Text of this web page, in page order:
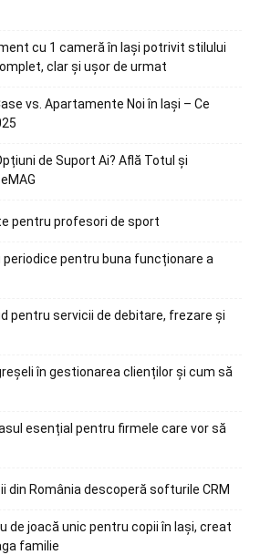
cu 1 cameră în Iași potrivit stilului
clar și ușor de urmat
vs. Apartamente Noi în Iași – Ce
de Suport Ai? Află Totul și
pentru profesori de sport
periodice pentru buna funcționare a
pentru servicii de debitare, frezare și
în gestionarea clienților și cum să
esențial pentru firmele care vor să
din România descoperă softurile CRM
de joacă unic pentru copii în Iași, creat
familie